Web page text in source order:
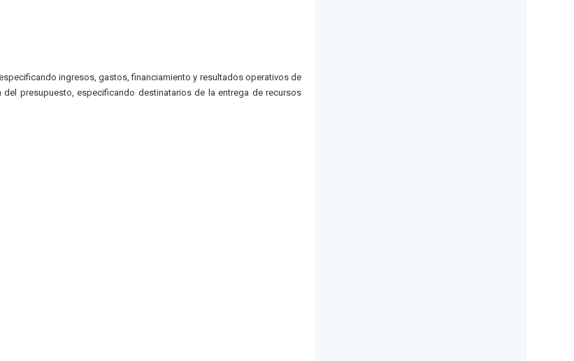
ingresos, gastos, financiamiento y resultados operativos de
presupuesto, especificando destinatarios de la entrega de recursos